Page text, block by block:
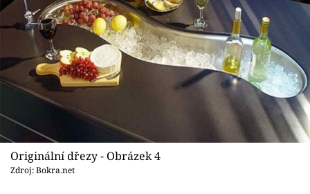
Originální dřezy - Obrázek 4
Zdroj: Bokra.net